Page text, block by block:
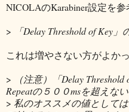
NICOLAのKarabiner設定を参
>
「Delay Threshold of Key
これは増やさない方がよかっ
>
（注意）「Delay
Repeatの５００msを超えな
> 私のオススメの値として